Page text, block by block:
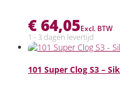
€ 64,05Excl. BTW
1 - 3 dagen levertijd
101 Super Clog S3 –